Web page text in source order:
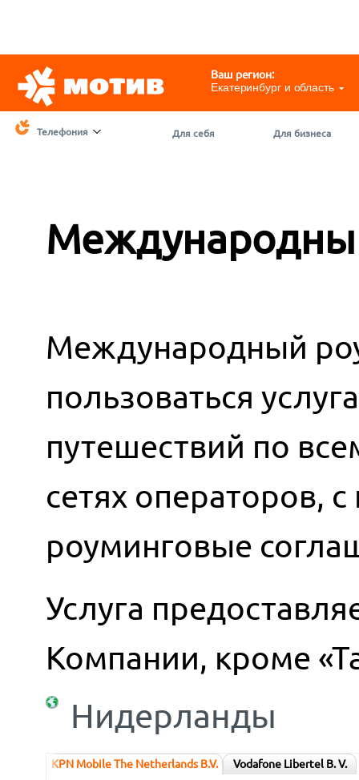
Ваш регион:
Екатеринбург и область
Телефония Для себя Для бизнеса
Международный
пользоваться
путешествий по
сетях операторов,
роуминговые
Услуга
Компании, кроме
Нидерланды
KPN Mobile The Netherlands B.V. Vodafone Libertel B. V.